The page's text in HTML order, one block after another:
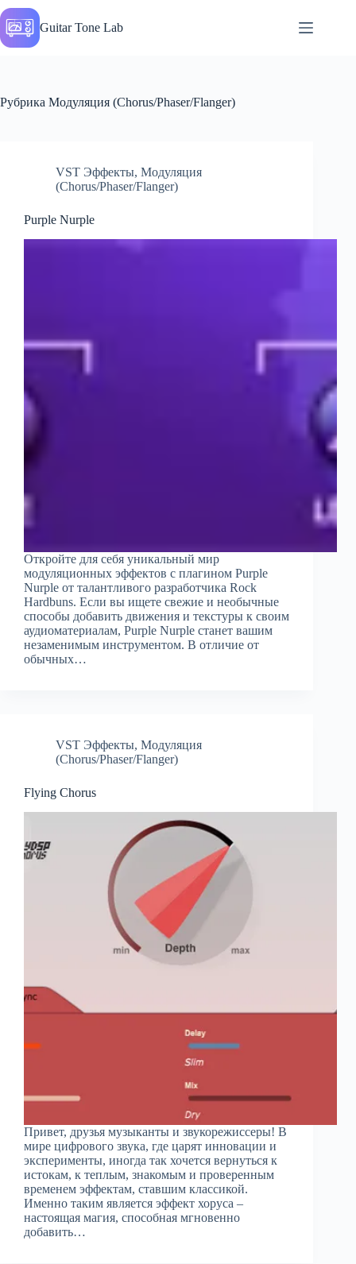
Перейти
к
сути
Guitar Tone Lab
Рубрика Модуляция (Chorus/Phaser/Flanger)
VST Эффекты, Модуляция
(Chorus/Phaser/Flanger)
Purple Nurple
Откройте для себя уникальный мир
модуляционных эффектов с плагином Purple
Nurple от талантливого разработчика Rock
Hardbuns. Если вы ищете свежие и необычные
способы добавить движения и текстуры к своим
аудиоматериалам, Purple Nurple станет вашим
незаменимым инструментом. В отличие от
обычных…
VST Эффекты, Модуляция
(Chorus/Phaser/Flanger)
Flying Chorus
Привет, друзья музыканты и звукорежиссеры! В
мире цифрового звука, где царят инновации и
эксперименты, иногда так хочется вернуться к
истокам, к теплым, знакомым и проверенным
временем эффектам, ставшим классикой.
Именно таким является эффект хоруса –
настоящая магия, способная мгновенно
добавить…